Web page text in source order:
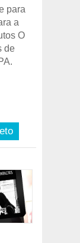
para
a
O
de